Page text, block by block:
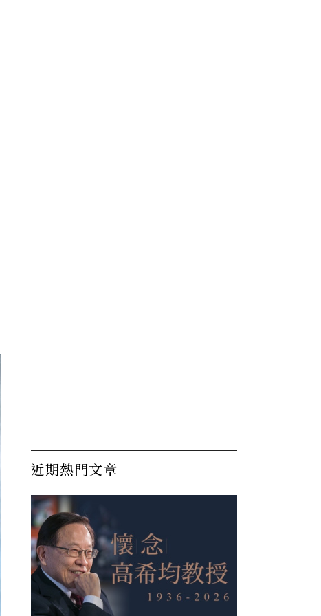
近期熱門文章